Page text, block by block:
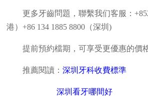
更多牙齒問題，聯繫我们客服：
港）+86 134 1885 8800（深圳)
提前預約檔期，可享受更優惠的價
推薦閱讀：深圳牙科收費標準
深圳看牙哪間好